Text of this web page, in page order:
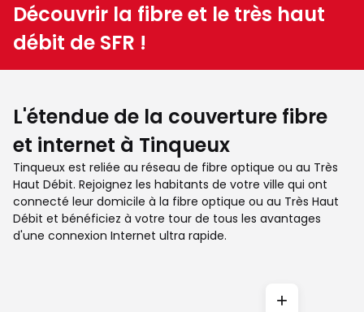
Découvrir la fibre et le très haut
débit de SFR !
L'étendue de la couverture fibre
et internet à Tinqueux
Tinqueux est reliée au réseau de fibre optique ou au Très
Haut Débit. Rejoignez les habitants de votre ville qui ont
connecté leur domicile à la fibre optique ou au Très Haut
Débit et bénéficiez à votre tour de tous les avantages
d'une connexion Internet ultra rapide.
+